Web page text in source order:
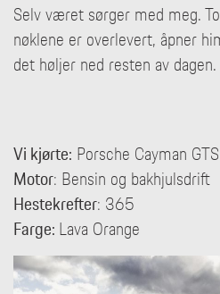
Selv været sørger med meg.
nøklene er overlevert, åpner
det høljer ned resten av dagen.
Vi kjørte: Porsche Cayman
Motor: Bensin og bakhjulsdrift
Hestekrefter: 365
Farge: Lava Orange